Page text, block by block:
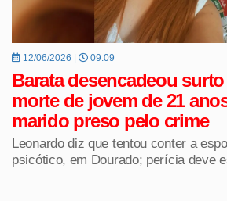
12/06/2026 | 09:09
Barata desencadeou
morte de jovem de 21
marido preso pelo crime
Leonardo diz que tentou conter a
psicótico, em Dourado; perícia deve